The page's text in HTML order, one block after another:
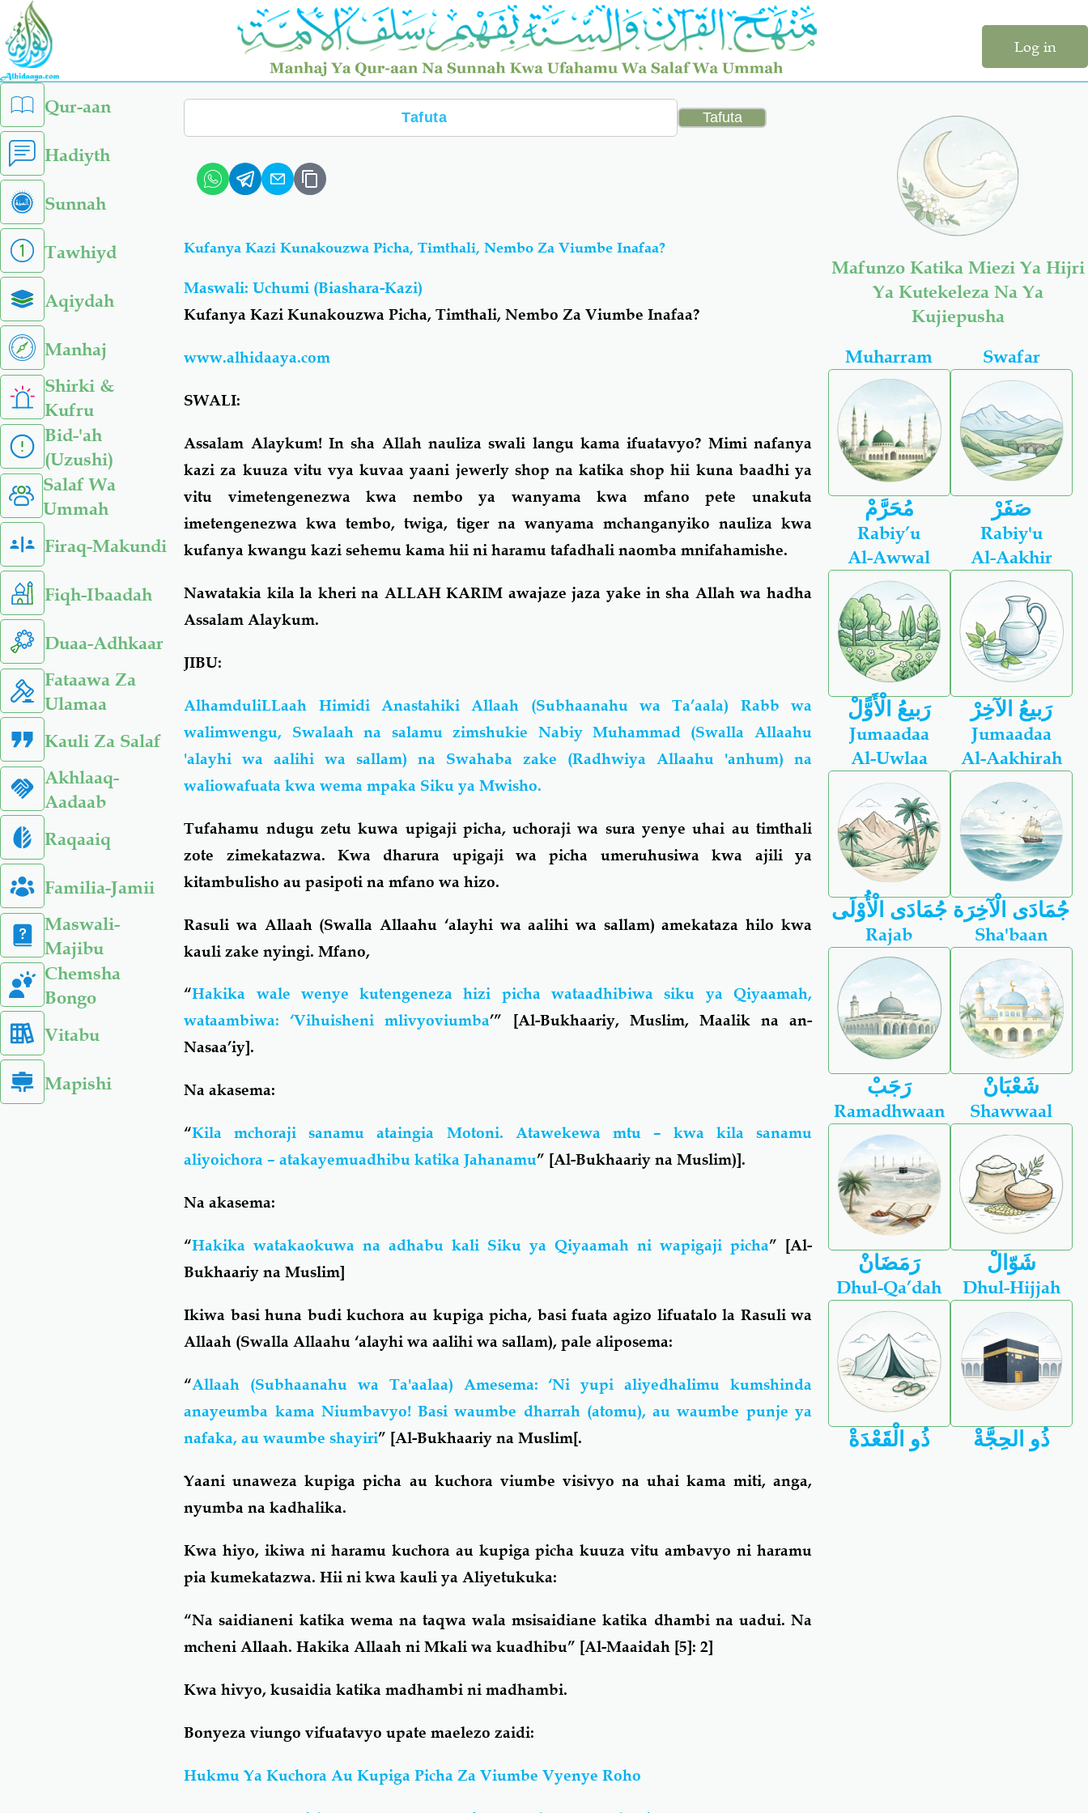
Skip
main
content
Log in
left
sidebar
menu
Qur-aan
Hadiyth
Sunnah
Tawhiyd
Aqiydah
Manhaj
Shirki &
Kufru
Bid-'ah
(Uzushi)
Salaf Wa
Ummah
Firaq-Makundi
Fiqh-Ibaadah
Duaa-Adhkaar
Fataawa Za
Ulamaa
Kauli Za Salaf
Akhlaaq-
Aadaab
Raqaaiq
Familia-Jamii
Maswali-
Majibu
Chemsha
Bongo
Vitabu
Mapishi
Search
Kufanya Kazi Kunakouzwa Picha, Timthali, Nembo Za Viumbe Inafaa?
Maswali: Uchumi (Biashara-Kazi)
Kufanya Kazi Kunakouzwa Picha, Timthali, Nembo Za Viumbe Inafaa?
www.alhidaaya.com
SWALI:
Assalam Alaykum! In sha Allah nauliza swali langu kama ifuatavyo? Mimi nafanya
kazi za kuuza vitu vya kuvaa yaani jewerly shop na katika shop hii kuna baadhi ya
vitu vimetengenezwa kwa nembo ya wanyama kwa mfano pete unakuta
imetengenezwa kwa tembo, twiga, tiger na wanyama mchanganyiko nauliza kwa
kufanya kwangu kazi sehemu kama hii ni haramu tafadhali naomba mnifahamishe.
Nawatakia kila la kheri na ALLAH KARIM awajaze jaza yake in sha Allah wa hadha
Assalam Alaykum.
JIBU:
AlhamduliLLaah Himidi Anastahiki Allaah (Subhaanahu wa Ta’aala) Rabb wa
walimwengu, Swalaah na salamu zimshukie Nabiy Muhammad (Swalla Allaahu
'alayhi wa aalihi wa sallam) na Swahaba zake (Radhwiya Allaahu 'anhum) na
waliowafuata kwa wema mpaka Siku ya Mwisho.
Tufahamu ndugu zetu kuwa upigaji picha, uchoraji wa sura yenye uhai au timthali
zote zimekatazwa. Kwa dharura upigaji wa picha umeruhusiwa kwa ajili ya
kitambulisho au pasipoti na mfano wa hizo.
Rasuli wa Allaah (Swalla Allaahu ‘alayhi wa aalihi wa sallam) amekataza hilo kwa
kauli zake nyingi. Mfano,
“Hakika wale wenye kutengeneza hizi picha wataadhibiwa siku ya Qiyaamah,
wataambiwa: ‘Vihuisheni mlivyoviumba’” [Al-Bukhaariy, Muslim, Maalik na an-
Nasaa’iy].
Na akasema:
“Kila mchoraji sanamu ataingia Motoni. Atawekewa mtu – kwa kila sanamu
aliyoichora – atakayemuadhibu katika Jahanamu” [Al-Bukhaariy na Muslim)].
Na akasema:
“Hakika watakaokuwa na adhabu kali Siku ya Qiyaamah ni wapigaji picha” [Al-
Bukhaariy na Muslim]
Ikiwa basi huna budi kuchora au kupiga picha, basi fuata agizo lifuatalo la Rasuli wa
Allaah (Swalla Allaahu ‘alayhi wa aalihi wa sallam), pale aliposema:
“Allaah (Subhaanahu wa Ta'aalaa) Amesema: ‘Ni yupi aliyedhalimu kumshinda
anayeumba kama Niumbavyo! Basi waumbe dharrah (atomu), au waumbe punje ya
nafaka, au waumbe shayiri” [Al-Bukhaariy na Muslim[.
Yaani unaweza kupiga picha au kuchora viumbe visivyo na uhai kama miti, anga,
nyumba na kadhalika.
Kwa hiyo, ikiwa ni haramu kuchora au kupiga picha kuuza vitu ambavyo ni haramu
pia kumekatazwa. Hii ni kwa kauli ya Aliyetukuka:
“Na saidianeni katika wema na taqwa wala msisaidiane katika dhambi na uadui. Na
mcheni Allaah. Hakika Allaah ni Mkali wa kuadhibu” [Al-Maaidah [5]: 2]
Kwa hivyo, kusaidia katika madhambi ni madhambi.
Bonyeza viungo vifuatavyo upate maelezo zaidi:
Hukmu Ya Kuchora Au Kupiga Picha Za Viumbe Vyenye Roho
Mafunzo Katika Miezi Ya Hijri
Ya Kutekeleza Na Ya
Kujiepusha
Muharram
مُحَرَّمْ
Swafar
صَفَرْ
Rabiy’u
Al-Awwal
رَبيعُ الْأَوًّلْ
Rabiy'u
Al-Aakhir
رَبيعُ الآخِرْ
Jumaadaa
Al-Uwlaa
جُمَادَى الْأُوْلَى
Jumaadaa
Al-Aakhirah
جُمَادَى الْآخِرَة
Rajab
رَجَبْ
Sha'baan
شَعْبَانْ
Ramadhwaan
رَمَضَانْ
Shawwaal
شَوّالْ
Dhul-Qa’dah
ذُو الْقَعْدَةْ
Dhul-Hijjah
ذُو الحِجَّةْ